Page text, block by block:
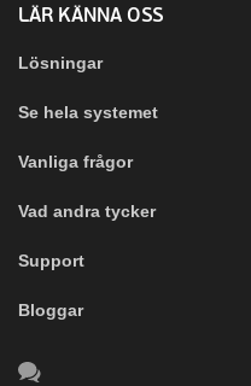
LÄR KÄNNA OSS
Lösningar
Se hela systemet
Vanliga frågor
Vad andra tycker
Support
Bloggar